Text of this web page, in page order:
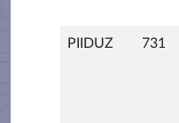
PIIDUZ 731